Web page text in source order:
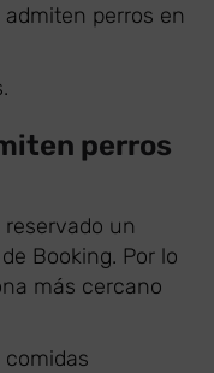
perros en
perros
un
Booking. Por lo
más cercano
comidas